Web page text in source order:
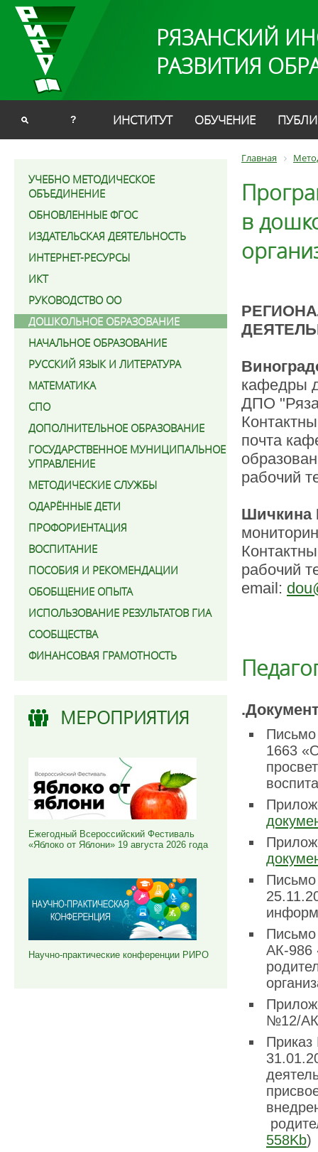
РЯЗАНСКИЙ
РАЗВИТИЯ
? ИНСТИТУТ ОБУЧЕНИЕ
УЧЕБНО МЕТОДИЧЕСКОЕ
ОБЪЕДИНЕНИЕ
ОБНОВЛЕННЫЕ ФГОС
ИЗДАТЕЛЬСКАЯ ДЕЯТЕЛЬНОСТЬ
ИНТЕРНЕТ-РЕСУРСЫ
ИКТ
РУКОВОДСТВО ОО
ДОШКОЛЬНОЕ ОБРАЗОВАНИЕ
НАЧАЛЬНОЕ ОБРАЗОВАНИЕ
РУССКИЙ ЯЗЫК И ЛИТЕРАТУРА
МАТЕМАТИКА
СПО
ДОПОЛНИТЕЛЬНОЕ ОБРАЗОВАНИЕ
ГОСУДАРСТВЕННОЕ МУНИЦИПАЛЬНОЕ
УПРАВЛЕНИЕ
МЕТОДИЧЕСКИЕ СЛУЖБЫ
ОДАРЁННЫЕ ДЕТИ
ПРОФОРИЕНТАЦИЯ
ВОСПИТАНИЕ
ПОСОБИЯ И РЕКОМЕНДАЦИИ
ОБОБЩЕНИЕ ОПЫТА
ИСПОЛЬЗОВАНИЕ РЕЗУЛЬТАТОВ ГИА
СООБЩЕСТВА
ФИНАНСОВАЯ ГРАМОТНОСТЬ
МЕРОПРИЯТИЯ
Ежегодный Всероссийский Фестиваль
«Яблоко от Яблони» 19 августа 2026 года
Научно-практические конференции РИРО
Главная
в
кафедры
ДПО
почта
рабочий
Шичкина
рабочий
email:
1663
Письмо
АК-986
№12/
Приказ
558Kb